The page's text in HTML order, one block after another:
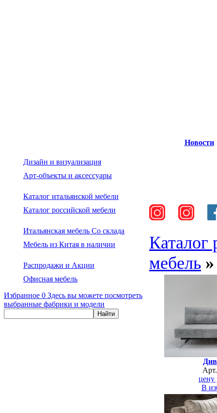
Дизайн и визуализация
Арт-объекты и аксессуары
Каталог итальянской мебели
Каталог российской мебели
Итальянская мебель Со склада
Мебель из Китая в наличии
Распродажи и Акции
Офисная мебель
Избранное 0 Здесь вы можете посмотреть
выбранные фабрики и модели
Новости
Каталог
мебель »
цену
В